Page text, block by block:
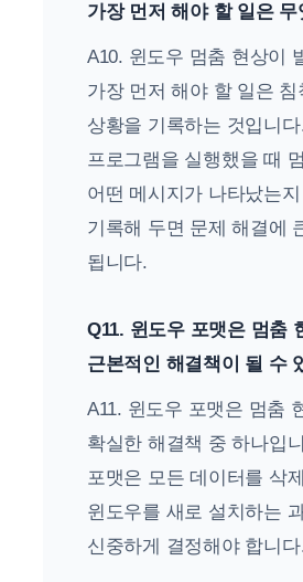
가장 먼저 해야 할 일은
A10. 윈도우 멈춤 현상이
가장 먼저 해야 할 일은 침
상황을 기록하는 것입니
프로그램을 실행했을 때
어떤 메시지가 나타났는지
기록해 두면 문제 해결에
됩니다.
Q11. 윈도우 포맷은 멈춤
근본적인 해결책이 될 수
A11. 윈도우 포맷은 멈춤
확실한 해결책 중 하나입
포맷은 모든 데이터를 삭
윈도우를 새로 설치하는
신중하게 결정해야 합니